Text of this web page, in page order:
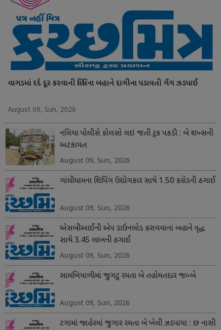
વાગડમાં દર્દ દૂર કરવાની વિધિના બહાને દાગીના પડાવતી ગેંગ ઝડપાઈ
August 09, Sun, 2026
નલિયા પોલીસે કોલસો લઇ જતી ટ્રક પકડી : બે શખ્સની
અટકાયત
August 09, Sun, 2026
ગાંધીધામના શિપિંગ ઉદ્યોગકાર સાથે 1.50 કરોડની ઠગાઈ
August 09, Sun, 2026
એસબીઆઈની એપ ડાઉનલોડ કરાવવાનાં બહાને વૃદ્ધ
સાથે 3.45 લાખની ઠગાઈ
August 09, Sun, 2026
સામખિયાળીમાં જુગટુ રમતા બે તહોમતદાર જબ્બે
August 09, Sun, 2026
ટગામાં જાહેરમાં જુગાર રમતા બે ખેલી ઝડપાયા : છ નાસી